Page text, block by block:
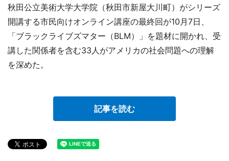
秋田公立美術大学大学院（秋田市新屋大川町）がシリーズ
開講する市民向けオンライン講座の最終回が10月7日、
「ブラックライブズマター（BLM）」を題材に開かれ、受
講した関係者を含む33人がアメリカの社会問題への理解
を深めた。
記事を読む